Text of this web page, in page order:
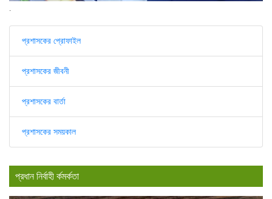
.
প্রশাসকের প্রোফাইল
প্রশাসকের জীবনী
প্রশাসকের বার্তা
প্রশাসকের সময়কাল
প্রধান নির্বাহী র্কমর্কতা